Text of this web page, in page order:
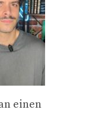
einen